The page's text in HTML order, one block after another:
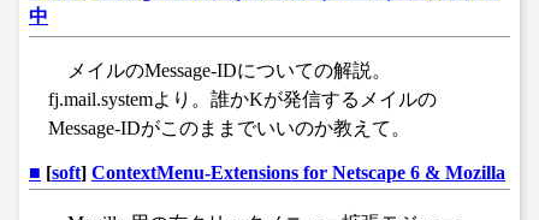
中
メイルのMessage-IDについての解説。
fj.mail.systemより。誰かKが発信するメイルの
Message-IDがこのままでいいのか教えて。
■ [soft] ContextMenu-Extensions for Netscape 6 & Mozilla